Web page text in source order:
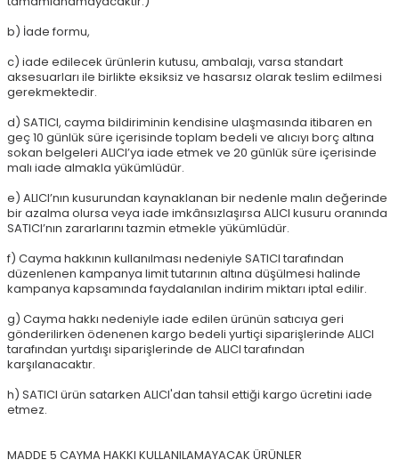
b) İade formu,
c) iade edilecek ürünlerin kutusu, ambalajı, varsa standart
aksesuarları ile birlikte eksiksiz ve hasarsız olarak teslim edilmesi
gerekmektedir.
d) SATICI, cayma bildiriminin kendisine ulaşmasında itibaren en
geç 10 günlük süre içerisinde toplam bedeli ve alıcıyı borç altına
sokan belgeleri ALICI’ya iade etmek ve 20 günlük süre içerisinde
malı iade almakla yükümlüdür.
e) ALICI’nın kusurundan kaynaklanan bir nedenle malın değerinde
bir azalma olursa veya iade imkânsızlaşırsa ALICI kusuru oranında
SATICI’nın zararlarını tazmin etmekle yükümlüdür.
f) Cayma hakkının kullanılması nedeniyle SATICI tarafından
düzenlenen kampanya limit tutarının altına düşülmesi halinde
kampanya kapsamında faydalanılan indirim miktarı iptal edilir.
g) Cayma hakkı nedeniyle iade edilen ürünün satıcıya geri
gönderilirken ödenenen kargo bedeli yurtiçi siparişlerinde ALICI
tarafından yurtdışı siparişlerinde de ALICI tarafından
karşılanacaktır.
h) SATICI ürün satarken ALICI'dan tahsil ettiği kargo ücretini iade
etmez.
MADDE 5 CAYMA HAKKI KULLANILAMAYACAK ÜRÜNLER